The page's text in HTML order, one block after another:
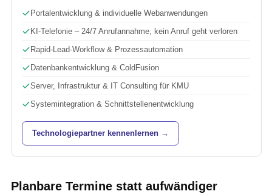
Portalentwicklung & individuelle Webanwendungen
KI-Telefonie – 24/7 Anrufannahme, kein Anruf geht verloren
Rapid-Lead-Workflow & Prozessautomation
Datenbankentwicklung & ColdFusion
Server, Infrastruktur & IT Consulting für KMU
Systemintegration & Schnittstellenentwicklung
Technologiepartner kennenlernen →
Planbare Termine statt aufwändiger